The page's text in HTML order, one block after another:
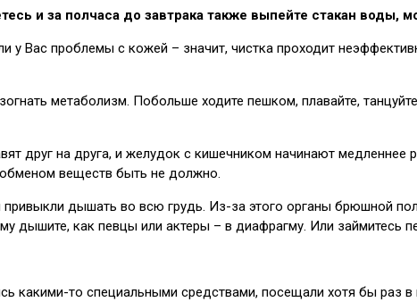
и за полчаса до завтрака также выпейте стакан воды,
у Вас проблемы с кожей – значит, чистка проходит
метаболизм. Побольше ходите пешком, плавайте,
друг на друга, и желудок с кишечником начинают медленнее
веществ быть не должно.
дышать во всю грудь. Из-за этого органы брюшной
дышите, как певцы или актеры – в диафрагму. Или займитесь
какими-то специальными средствами, посещали хотя бы раз